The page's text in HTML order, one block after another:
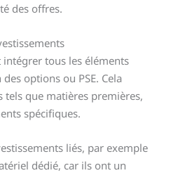
des offres.
intégrer tous les éléments
options ou PSE. Cela
tels que matières premières,
spécifiques.
liés, par exemple
dédié, car ils ont un